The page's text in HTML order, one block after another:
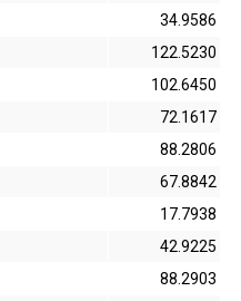
34.9586
122.5230
102.6450
72.1617
88.2806
67.8842
17.7938
42.9225
88.2903